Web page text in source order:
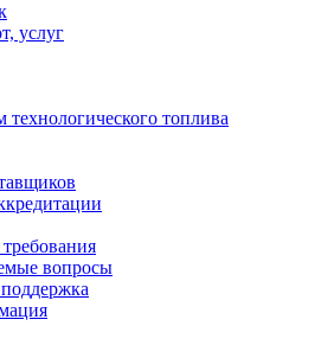
услуг
топлива
вопросы